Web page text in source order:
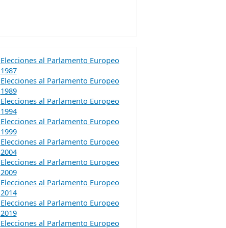
Elecciones al Parlamento Europeo
1987
Elecciones al Parlamento Europeo
1989
Elecciones al Parlamento Europeo
1994
Elecciones al Parlamento Europeo
1999
Elecciones al Parlamento Europeo
2004
Elecciones al Parlamento Europeo
2009
Elecciones al Parlamento Europeo
2014
Elecciones al Parlamento Europeo
2019
Elecciones al Parlamento Europeo